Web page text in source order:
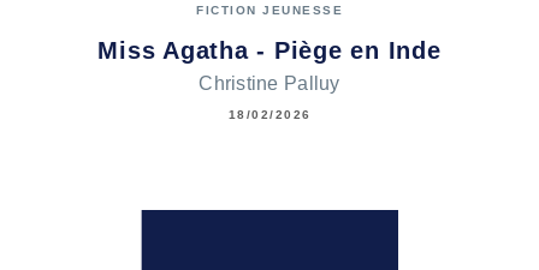
FICTION JEUNESSE
Miss Agatha - Piège en Inde
Christine Palluy
18/02/2026